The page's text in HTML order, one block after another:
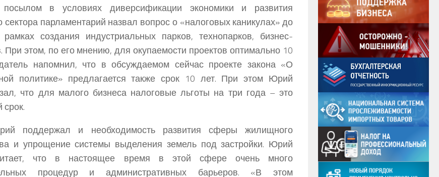
в условиях диверсификации экономики и развития
сектора парламентарий назвал вопрос о «налоговых каникулах» до
создания индустриальных парков, технопарков, бизнес-
При этом, по его мнению, для окупаемости проектов оптимально 10
напомнил, что в обсуждаемом сейчас проекте закона «О
политике» предлагается также срок 10 лет. При этом Юрий
что для малого бизнеса налоговые льготы на три года – это
срок.
поддержал и необходимость развития сферы жилищного
и упрощение системы выделения земель под застройки. Юрий
что в настоящее время в этой сфере очень много
процедур и административных барьеров. «В этом